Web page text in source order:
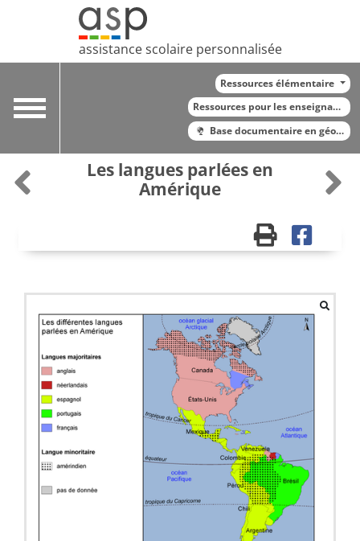
assistance scolaire personnalisée
Toggle
Ressources élémentaire
Ressources pour les enseignants
Base documentaire en
Les langues parlées en
Amérique